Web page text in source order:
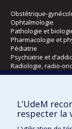
Obstétrique-
Ophtalmologie
Pathologie et
Pharmacologie et
Pédiatrie
Psychiatrie et
Radiologie, radio-
Écoles
Kinésiologie et des
Orthophonie et
L’UdeM
respecter la